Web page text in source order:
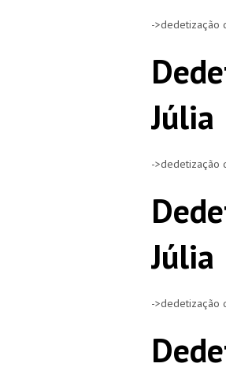
->dedetização
Júlia
->dedetização
Júlia
->dedetização